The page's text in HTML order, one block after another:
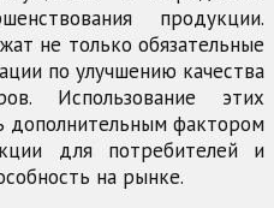
продукции.
не только обязательные
по улучшению качества
Использование этих
дополнительным фактором
для потребителей и
на рынке.